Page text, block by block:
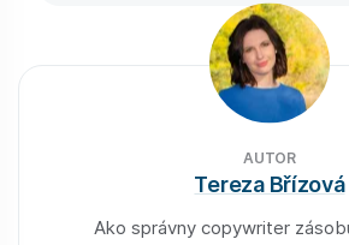
AUTOR
Tereza Břízová
Ako správny copywriter